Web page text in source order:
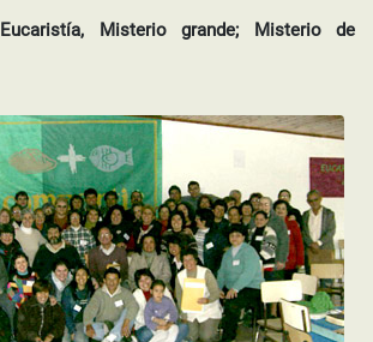
Eucaristía, Misterio grande; Misterio de